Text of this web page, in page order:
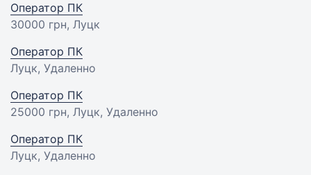
Оператор ПК
30000 грн, Луцк
Оператор ПК
Луцк, Удаленно
Оператор ПК
25000 грн, Луцк, Удаленно
Оператор ПК
Луцк, Удаленно